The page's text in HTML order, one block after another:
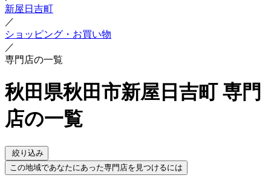
新屋日吉町
／
ショッピング・お買い物
／
専門店の一覧
秋田県秋田市新屋日吉町 専門
店の一覧
絞り込み
この地域であなたにあった専門店を見つけるには